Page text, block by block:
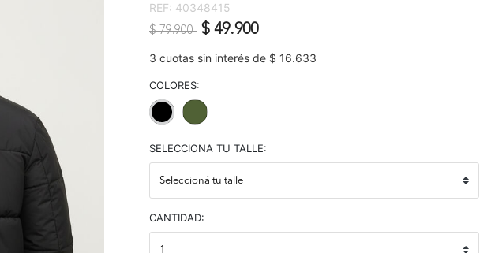
REF: 40348415
Precio reducido de
$ 79.900 a$ 49.900
3 cuotas sin interés de $ 16.633
COLORES:
SELECCIONA TU TALLE:
CANTIDAD: